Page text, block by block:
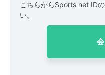
こちらからSports net ID
い。